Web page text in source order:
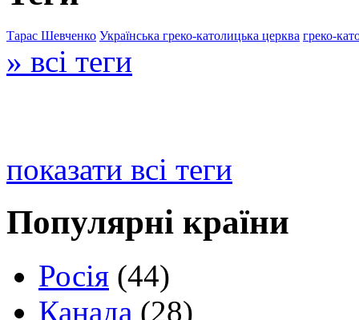
Тарас Шевченко Українська греко-католицька церква греко-
» всі теги
показати всі теги
Популярні країни
Росія (44)
Канада (28)